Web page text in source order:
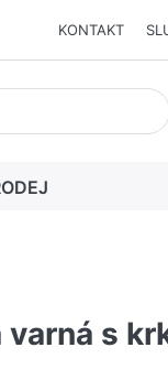
KONTAKT
Stisknutím
s